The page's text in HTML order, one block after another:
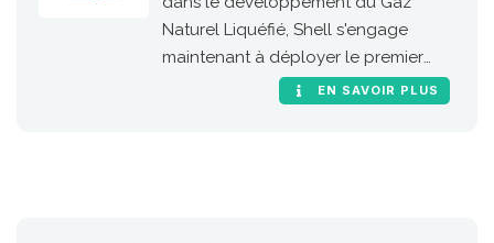
Naturel Liquéfié, Shell s'engage
maintenant à déployer le premier
réseau européen de stations GNV le
EN SAVOIR PLUS